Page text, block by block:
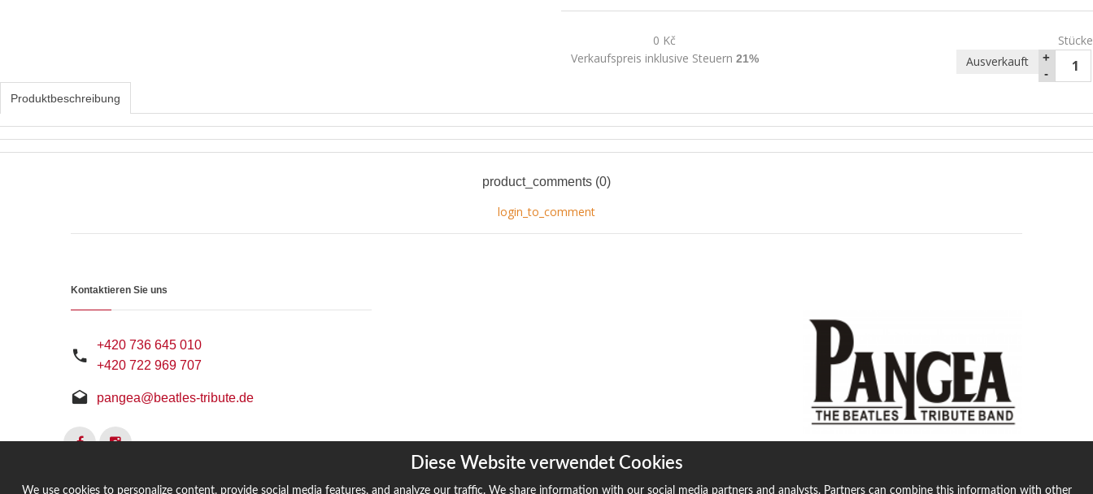
0 Kč
Verkaufspreis inklusive Steuern 21%
Stücke
+
-
Ausverkauft
Produktbeschreibung
product_comments (0)
login_to_comment
Kontaktieren Sie uns
+420 736 645 010
+420 722 969 707
pangea@beatles-tribute.de
Diese Website verwendet Cookies
We use cookies to personalize content, provide social media features, and analyze our traffic. We share information with our social media partners and analysts. Partners can combine this information with other